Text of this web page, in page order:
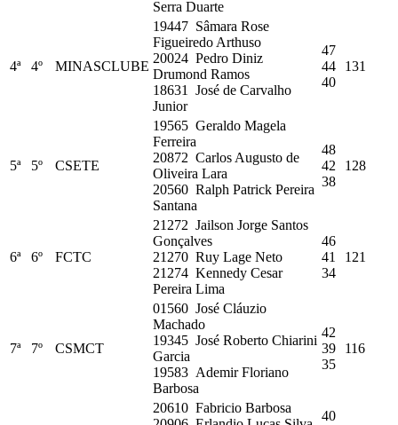
Serra Duarte
4ª 4º MINASCLUBE
19447 Sâmara Rose
Figueiredo Arthuso
20024 Pedro Diniz
Drumond Ramos
18631 José de Carvalho
Junior
47
44
40
131
5ª 5º CSETE
19565 Geraldo Magela
Ferreira
20872 Carlos Augusto de
Oliveira Lara
20560 Ralph Patrick Pereira
Santana
48
42
38
128
6ª 6º FCTC
21272 Jailson Jorge Santos
Gonçalves
21270 Ruy Lage Neto
21274 Kennedy Cesar
Pereira Lima
46
41
34
121
7ª 7º CSMCT
01560 José Cláuzio
Machado
19345 José Roberto Chiarini
Garcia
19583 Ademir Floriano
Barbosa
42
39
35
116
20610 Fabricio Barbosa
40